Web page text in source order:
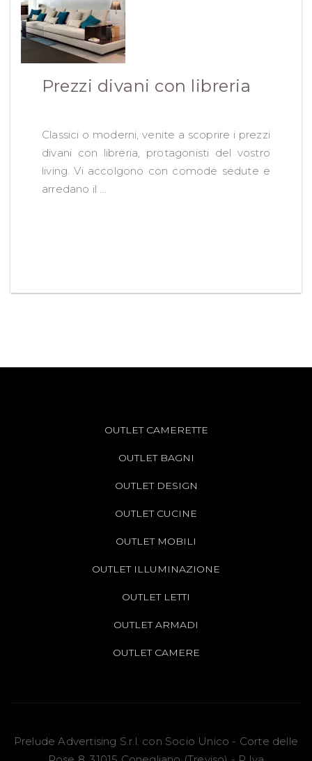
Prezzi divani con libreria
Classici o moderni, venite a scoprire i prezzi
divani con libreria, protagonisti del vostro
living. Vi accolgono con comode sedute e
arredano il ...
OUTLET CAMERETTE
OUTLET BAGNI
OUTLET DESIGN
OUTLET CUCINE
OUTLET MOBILI
OUTLET ILLUMINAZIONE
OUTLET LETTI
OUTLET ARMADI
OUTLET CAMERE
Prelude Advertising S.r.l. con Socio Unico - Corte delle